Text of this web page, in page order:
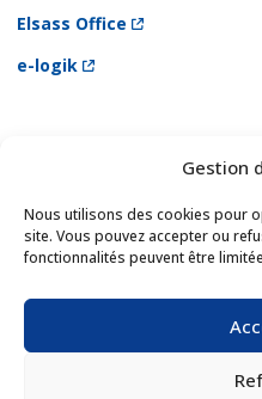
Gestion
Nous utilisons des cookies pour
site. Vous pouvez accepter ou
fonctionnalités peuvent être
Elsass Office
e-logik
Newsletter
Email *